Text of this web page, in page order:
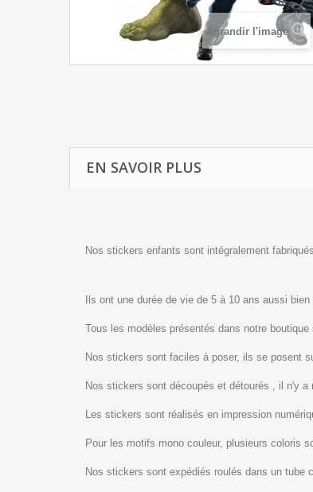
Agrandir l'image
EN SAVOIR PLUS
Nos stickers enfants sont intégralement
Ils ont une durée de vie de 5 à 10 ans aussi
Tous les modèles présentés dans notre
Nos stickers sont faciles à poser, ils se posent
Nos stickers sont découpés et détourés , il n'y
Les stickers sont réalisés en impression
Pour les motifs mono couleur, plusieurs coloris
Nos stickers sont expédiés roulés dans un tube